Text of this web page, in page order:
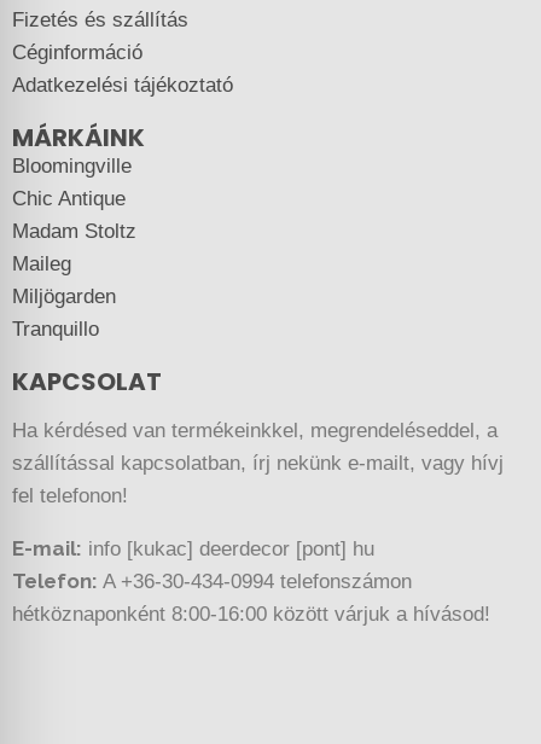
Fizetés és szállítás
Céginformáció
Adatkezelési tájékoztató
MÁRKÁINK
Bloomingville
Chic Antique
Madam Stoltz
Maileg
Miljögarden
Tranquillo
KAPCSOLAT
Ha kérdésed van termékeinkkel, megrendeléseddel, a
szállítással kapcsolatban, írj nekünk e-mailt, vagy hívj
fel telefonon!
E-mail: info [kukac] deerdecor [pont] hu
Telefon: A +36-30-434-0994 telefonszámon
hétköznaponként 8:00-16:00 között várjuk a hívásod!